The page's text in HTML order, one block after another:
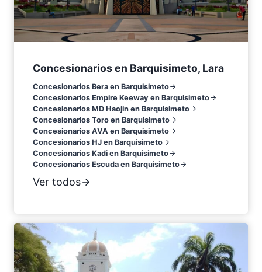
Concesionarios en Barquisimeto, Lara
Concesionarios Bera en Barquisimeto
Concesionarios Empire Keeway en Barquisimeto
Concesionarios MD Haojin en Barquisimeto
Concesionarios Toro en Barquisimeto
Concesionarios AVA en Barquisimeto
Concesionarios HJ en Barquisimeto
Concesionarios Kadi en Barquisimeto
Concesionarios Escuda en Barquisimeto
Ver todos